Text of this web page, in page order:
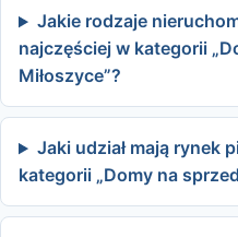
Jakie rodzaje
najczęściej w kategorii
Miłoszyce”?
Jaki udział mają rynek
kategorii „Domy na